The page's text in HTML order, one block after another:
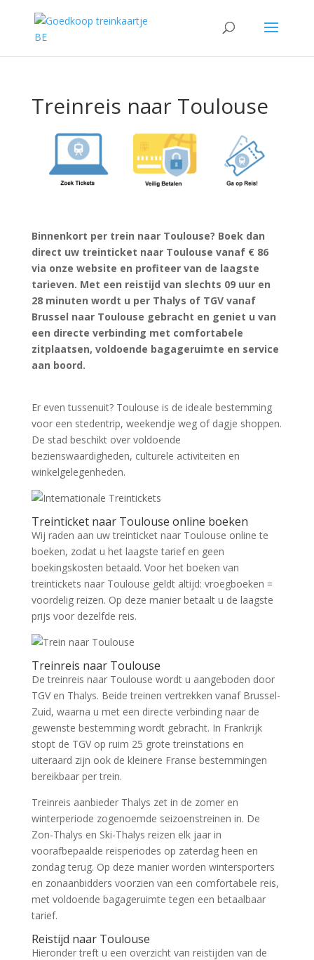
Treinreis naar Toulouse
Binnenkort per trein naar Toulouse? Boek dan
direct uw treinticket naar Toulouse vanaf € 86
via onze website en profiteer van de laagste
tarieven. Met een reistijd van slechts 09 uur en
28 minuten wordt u per Thalys of TGV vanaf
Brussel naar Toulouse gebracht en geniet u van
een directe verbinding met comfortabele
zitplaatsen, voldoende bagageruimte en service
aan boord.
Er even tussenuit? Toulouse is de ideale bestemming
voor een stedentrip, weekendje weg of dagje shoppen.
De stad beschikt over voldoende
bezienswaardigheden, culturele activiteiten en
winkelgelegenheden.
Treinticket naar Toulouse online boeken
Wij raden aan uw treinticket naar Toulouse online te
boeken, zodat u het laagste tarief en geen
boekingskosten betaald. Voor het boeken van
treintickets naar Toulouse geldt altijd: vroegboeken =
voordelig reizen. Op deze manier betaalt u de laagste
prijs voor dezelfde reis.
Treinreis naar Toulouse
De treinreis naar Toulouse wordt u aangeboden door
TGV en Thalys. Beide treinen vertrekken vanaf Brussel-
Zuid, waarna u met een directe verbinding naar de
gewenste bestemming wordt gebracht. In Frankrijk
stopt de TGV op ruim 25 grote treinstations en
uiteraard zijn ook de kleinere Franse bestemmingen
bereikbaar per trein.
Treinreis aanbieder Thalys zet in de zomer en
winterperiode zogenoemde seizoenstreinen in. De
Zon-Thalys en Ski-Thalys reizen elk jaar in
voorafbepaalde reisperiodes op zaterdag heen en
zondag terug. Op deze manier worden wintersporters
en zonaanbidders voorzien van een comfortabele reis,
met voldoende bagageruimte tegen een betaalbaar
tarief.
Reistijd naar Toulouse
Hieronder treft u een overzicht van reistijden van de